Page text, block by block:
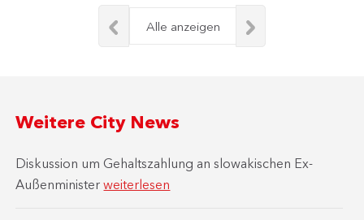
Alle anzeigen
Weitere City News
Diskussion um Gehaltszahlung an slowakischen Ex-
Außenministerweiterlesen